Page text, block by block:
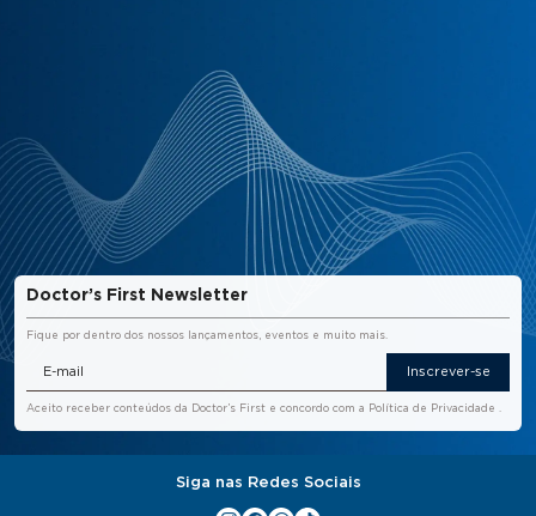
Doctor’s First Newsletter
Fique por dentro dos nossos lançamentos, eventos e muito mais.
Inscrever-se
Aceito receber conteúdos da Doctor’s First e concordo com a Política de Privacidade
Siga nas Redes Sociais